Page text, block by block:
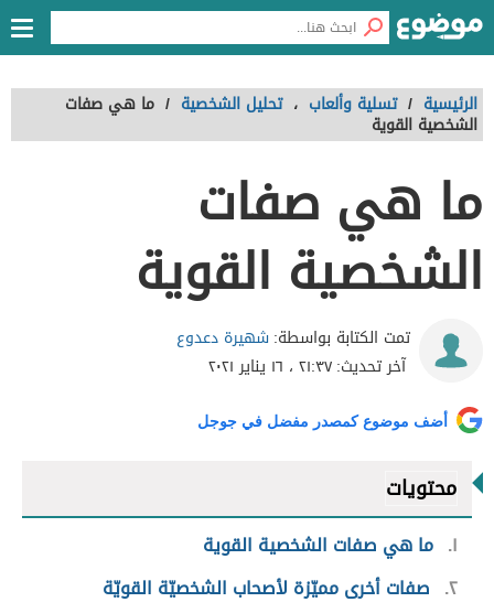
الرئيسية / تسلية وألعاب ، تحليل الشخصية / ما هي صفات
الشخصية القوية
ما هي صفات
الشخصية القوية
تمت الكتابة بواسطة:شهيرة دعدوع
آخر تحديث:٢١:٣٧ ، ١٦ يناير ٢٠٢١
أضف موضوع كمصدر مفضل في جوجل
محتويات
١ ما هي صفات الشخصية القوية
٢ صفات أخرى مميّزة لأصحاب الشخصيّة القويّة